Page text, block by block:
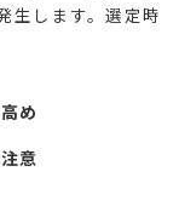
生します。選定時
め
意